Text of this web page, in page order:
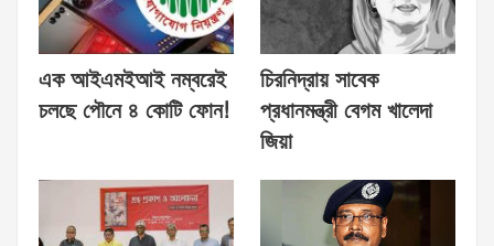
এক আইএমইআই নম্বরেই
চলছে পৌনে ৪ কোটি ফোন!
চিরনিদ্রায় সাবেক
প্রধানমন্ত্রী বেগম খালেদা
জিয়া